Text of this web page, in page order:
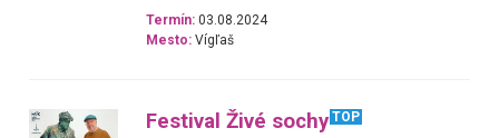
Termín: 03.08.2024
Mesto: Vígľaš
Festival Živé sochy TOP